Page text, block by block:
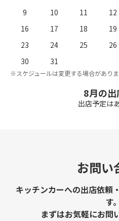
9
10 11 12
16
17 18 19
23
24 25 26
30
31
※スケジュールは変更する場合があり
8月の
出店予定は
お問い
キッチンカーへの出店依頼
す。
まずはお気軽にお問